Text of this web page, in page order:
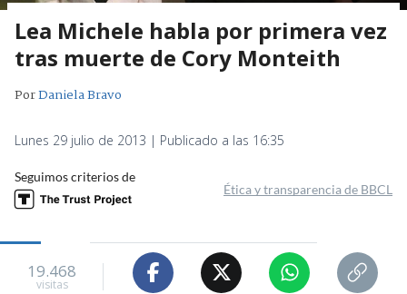
Lea Michele habla por primera vez
tras muerte de Cory Monteith
PorDaniela Bravo
Lunes 29 julio de 2013 | Publicado a las 16:35
Seguimos criterios de
Ética y transparencia de BBCL
19.468
visitas